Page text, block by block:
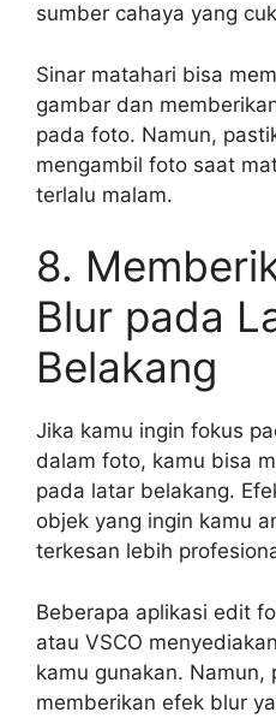
sumber cahaya yang
Sinar matahari bisa
gambar dan
pada foto. Namun,
mengambil foto saat
terlalu malam.
8.
Blur pada
Belakang
Jika kamu ingin fokus
dalam foto, kamu bisa
pada latar belakang.
objek yang ingin kamu
terkesan lebih
Beberapa aplikasi edit
atau VSCO
kamu gunakan.
memberikan efek blur